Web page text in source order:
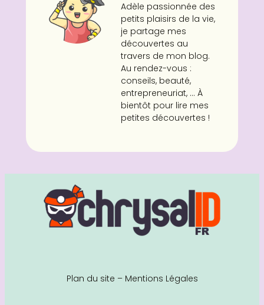
Adèle passionnée des
petits plaisirs de la vie,
je partage mes
découvertes au
travers de mon blog.
Au rendez-vous :
conseils, beauté,
entrepreneuriat, ... À
bientôt pour lire mes
petites découvertes !
Plan du site – Mentions Légales